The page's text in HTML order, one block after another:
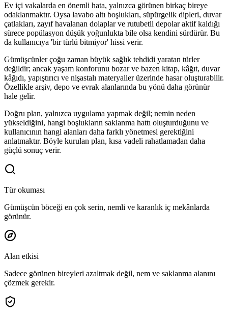
Ev içi vakalarda en önemli hata, yalnızca görünen birkaç bireye
odaklanmaktır. Oysa lavabo altı boşlukları, süpürgelik dipleri, duvar
çatlakları, zayıf havalanan dolaplar ve rutubetli depolar aktif kaldığı
sürece popülasyon düşük yoğunlukta bile olsa kendini sürdürür. Bu
da kullanıcıya 'bir türlü bitmiyor' hissi verir.
Gümüşcünler çoğu zaman büyük sağlık tehdidi yaratan türler
değildir; ancak yaşam konforunu bozar ve bazen kitap, kâğıt, duvar
kâğıdı, yapıştırıcı ve nişastalı materyaller üzerinde hasar oluşturabilir.
Özellikle arşiv, depo ve evrak alanlarında bu yönü daha görünür
hale gelir.
Doğru plan, yalnızca uygulama yapmak değil; nemin neden
yükseldiğini, hangi boşlukların saklanma hattı oluşturduğunu ve
kullanıcının hangi alanları daha farklı yönetmesi gerektiğini
anlatmaktır. Böyle kurulan plan, kısa vadeli rahatlamadan daha
güçlü sonuç verir.
Tür okuması
Gümüşcün böceği en çok serin, nemli ve karanlık iç mekânlarda
görünür.
Alan etkisi
Sadece görünen bireyleri azaltmak değil, nem ve saklanma alanını
çözmek gerekir.